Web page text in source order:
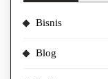
Bisnis
Blog